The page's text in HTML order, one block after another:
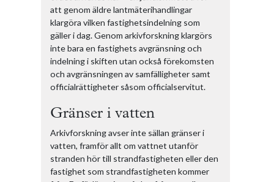
att genom äldre lantmäterihandlingar
klargöra vilken fastighetsindelning som
gäller i dag. Genom arkivforskning klargörs
inte bara en fastighets avgränsning och
indelning i skiften utan också förekomsten
och avgränsningen av samfälligheter samt
officialrättigheter såsom officialservitut.
Gränser i vatten
Arkivforskning avser inte sällan gränser i
vatten, framför allt om vattnet utanför
stranden hör till strandfastigheten eller den
fastighet som strandfastigheten kommer